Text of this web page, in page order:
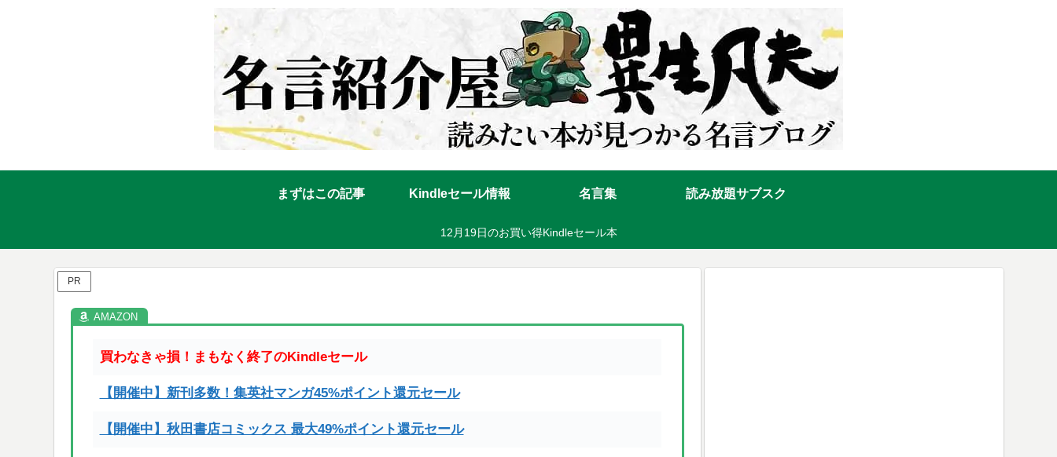
まずはこの記事 Kindleセール情報 名言集 読み放題サブスク
12月19日のお買い得Kindleセール本
PR
買わなきゃ損！まもなく終了のKindleセール
【開催中】新刊多数！集英社マンガ45%ポイント還元セール
【開催中】秋田書店コミックス 最大49%ポイント還元セール